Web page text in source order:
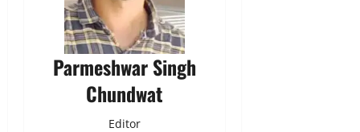
Parmeshwar Singh
Chundwat
Editor